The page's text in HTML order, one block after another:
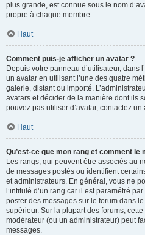
plus grande, est connue sous le nom
propre à chaque membre.
Haut
Comment puis-je afficher un avatar ?
Depuis votre panneau d’utilisateur, dans
un avatar en utilisant l’une des quatre
galerie, distant ou importé.
avatars et décider de la manière dont ils
pouvez pas utiliser d’avatar, contactez
Haut
Qu’est-ce que mon rang et comment le
Les rangs, qui peuvent être associés au
de messages postés ou identifient
et administrateurs. En général, vous ne
l’intitulé d’un rang car il est paramétré
poster des messages sur le forum dans
supérieur. Sur la plupart des forums,
modérateur (ou un administrateur) peut
messages.